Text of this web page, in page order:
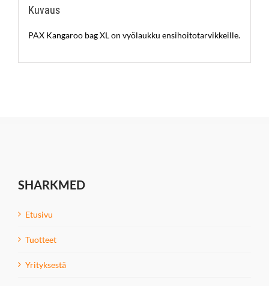
Kuvaus
PAX Kangaroo bag XL on vyölaukku ensihoitotarvikkeille.
SHARKMED
Etusivu
Tuotteet
Yrityksestä